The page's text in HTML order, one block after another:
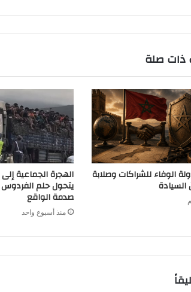
ذات صلة
الوفاء للشراكات وصلابة
السيادة
الهجرة الجماعية
يتحول حلم الفردوس
صدمة الواقع
منذ أسبوع واحد